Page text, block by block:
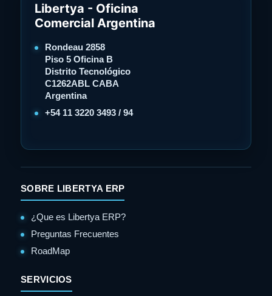
Libertya - Oficina
Comercial Argentina
Rondeau 2858
Piso 5 Oficina B
Distrito Tecnológico
C1262ABL CABA
Argentina
+54 11 3220 3493 / 94
SOBRE LIBERTYA ERP
¿Que es Libertya ERP?
Preguntas Frecuentes
RoadMap
SERVICIOS